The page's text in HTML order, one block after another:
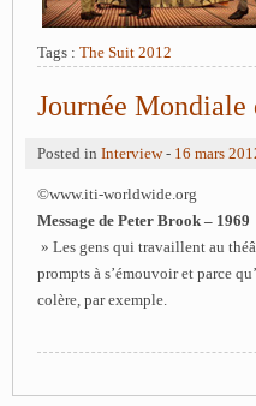
Tags : The Suit 2012
Journée Mondiale
Posted in Interview- 16 mars
©www.iti-worldwide.org
Message de Peter Brook – 1969
» Les gens qui travaillent au
prompts à s’émouvoir et parce
colère, par exemple.